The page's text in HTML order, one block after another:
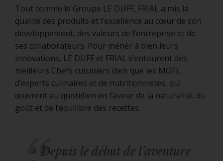
Tout comme le Groupe LE DUFF, FRIAL a mis la
qualité des produits et l’excellence au cœur de son
développement, des valeurs de l’entreprise et de
ses collaborateurs. Pour mener à bien leurs
innovations, LE DUFF et FRIAL s’entourent des
meilleurs Chefs cuisiniers (tels que les MOF),
d’experts culinaires et de nutritionnistes, qui
œuvrent au quotidien en faveur de la naturalité, du
goût et de l’équilibre des recettes.
« Depuis le début de l’aventure